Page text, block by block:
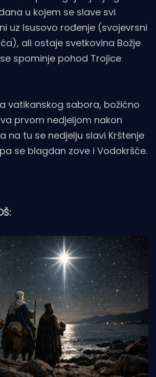
u kojem se slave svi
uz Isusovo rođenje (svojevrsni
ali ostaje svetkovina Božje
spominje pohod Trojice
vatikanskog sabora, božićno
prvom nedjeljom nakon
na tu se nedjelju slavi Krštenje
se blagdan zove i Vodokršće.